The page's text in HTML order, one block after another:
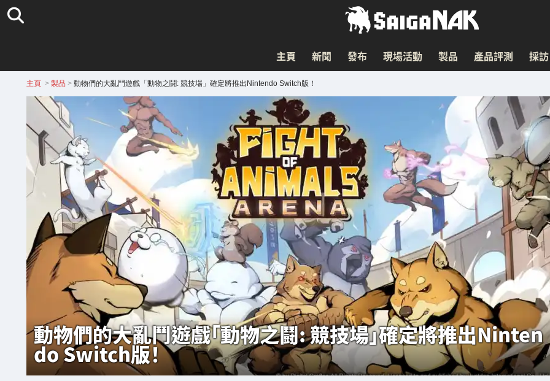
主頁 新聞 發布 現場活動 製品 產品評測 採訪
主頁 > 製品 > 動物們的大亂鬥遊戲「動物之鬪: 競技場」確定將推出Nintendo Switch版！
動物們的大亂鬥遊戲「動物之鬪: 競技場」確定將推出Ninten
do Switch版！